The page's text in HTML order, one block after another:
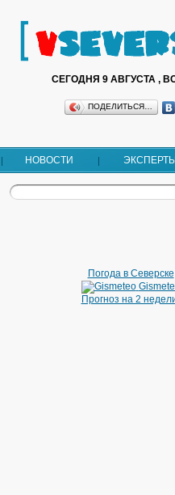
СЕГОДНЯ 9 АВГУСТА ,
ПОДЕЛИТЬСЯ…
НОВОСТИ ЭКСПЕРТЫ
Погода в Северске
Прогноз на 2